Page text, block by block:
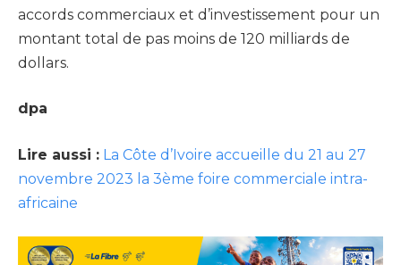
accords commerciaux et d’investissement pour un
montant total de pas moins de 120 milliards de
dollars.
dpa
Lire aussi : La Côte d’Ivoire accueille du 21 au 27
novembre 2023 la 3ème foire commerciale intra-
africaine